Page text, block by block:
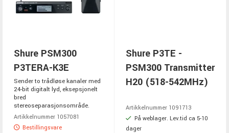
Shure PSM300
P3TERA-K3E
Sender to trådløse kanaler med
24-bit digitalt lyd, eksepsjonelt
bred
stereoseparasjonsområde.
Artikkelnummer 1057081
Bestillingsvare
Shure P3TE -
PSM300 Transmitter
H20 (518-542MHz)
Artikkelnummer 1091713
På weblager. Lev.tid ca 5-10
dager